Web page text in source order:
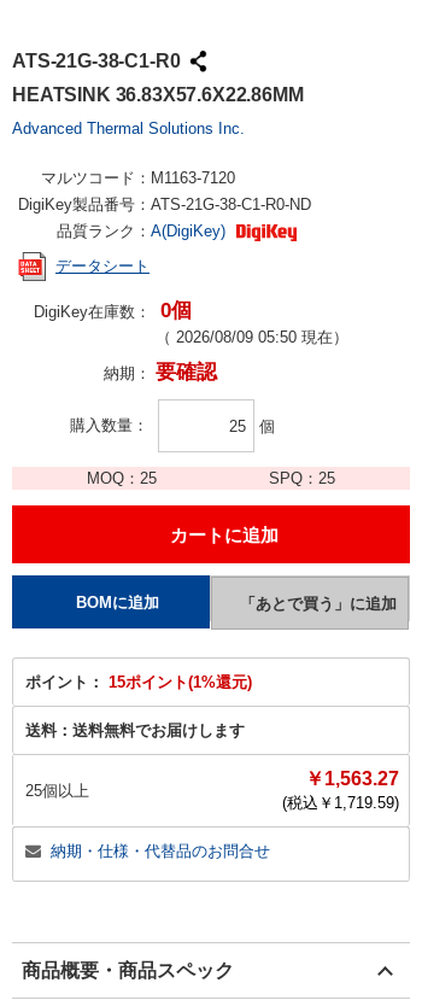
ATS-21G-38-C1-R0
HEATSINK 36.83X57.6X22.86MM
Advanced Thermal Solutions Inc.
マルツコード： M1163-7120
DigiKey製品番号： ATS-21G-38-C1-R0-ND
品質ランク： A(DigiKey)
データシート
DigiKey在庫数： 0個
（ 2026/08/09 05:50 現在）
納期： 要確認
購入数量 個
MOQ： 25 SPQ：25
ポイント： 15ポイント(1%還元)
送料： 送料無料でお届けします
25個以上
￥1,563.27
(税込￥ 1,719.59)
納期・仕様・代替品のお問合せ
商品概要・商品スペック